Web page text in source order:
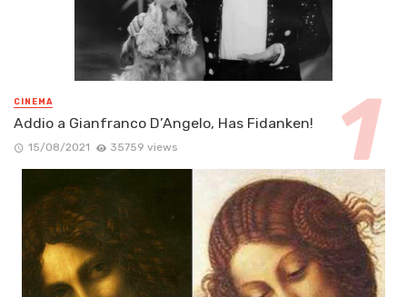
CINEMA
Addio a Gianfranco D’Angelo, Has Fidanken!
15/08/2021 35759 views